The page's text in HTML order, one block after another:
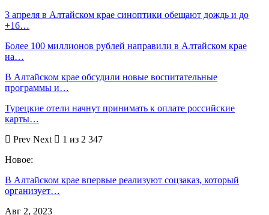
3 апреля в Алтайском крае синоптики обещают дождь и до
+16…
Более 100 миллионов рублей направили в Алтайском крае
на…
В Алтайском крае обсудили новые воспитательные
программы и…
Турецкие отели начнут принимать к оплате российские
карты…
Prev Next
1 из 2 347
Новое:
В Алтайском крае впервые реализуют соцзаказ, который
организует…
Авг 2, 2023